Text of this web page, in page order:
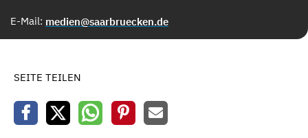
E-Mail: medien@saarbruecken.de
SEITE TEILEN